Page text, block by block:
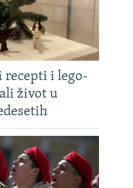
recepti i lego-
život u